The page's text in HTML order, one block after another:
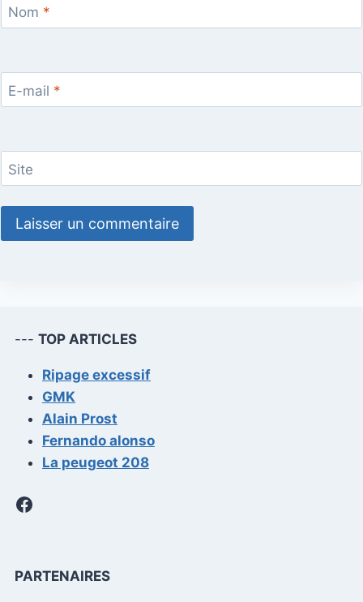
Nom *
E-mail *
Site
--- TOP ARTICLES
Ripage excessif
GMK
Alain Prost
Fernando alonso
La peugeot 208
Facebook
PARTENAIRES